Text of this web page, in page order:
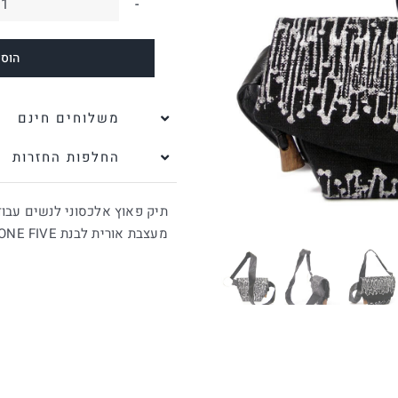
משלוחים חינם
החלפות החזרות
תיק פאוץ אלכסוני לנשים
מעצבת אורית לבנת ONE ONE FIVE.